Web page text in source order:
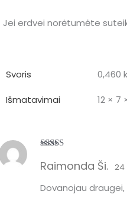
Jei erdvei norėtumėte
Svoris 0,460
Išmatavimai 12 × 7
5iš 5
Raimonda Ši. 24
Dovanojau